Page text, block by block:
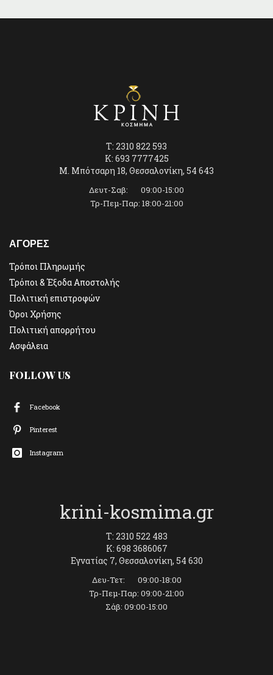
T: 2310 822 593
K: 693 7777425
Μ. Μπότσαρη 18, Θεσσαλονίκη, 54 643
Δευτ-Σαβ: 09:00-15:00
Τρ-Πεμ-Παρ: 18:00-21:00
ΑΓΟΡΕΣ
Τρόποι Πληρωμής
Τρόποι & Έξοδα Αποστολής
Πολιτική επιστροφών
Όροι Χρήσης
Πολιτική απορρήτου
Ασφάλεια
FOLLOW US
Facebook
Pinterest
Instagram
krini-kosmima.gr
T: 2310 522 483
K: 698 3686067
Εγνατίας 7, Θεσσαλονίκη, 54 630
Δευ-Τετ: 09:00-18:00
Τρ-Πεμ-Παρ: 09:00-21:00
Σάβ: 09:00-15:00